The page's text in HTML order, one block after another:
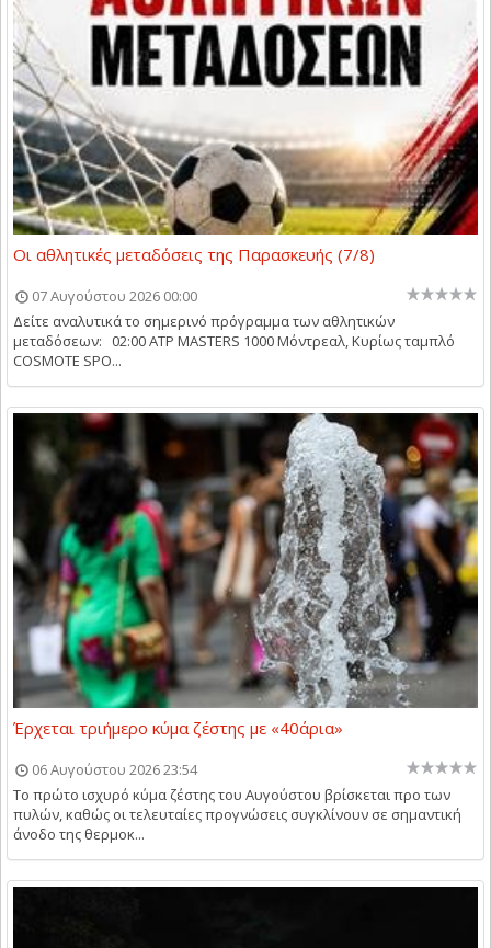
Οι αθλητικές μεταδόσεις της Παρασκευής (7/8)
07 Αυγούστου 2026 00:00
Δείτε αναλυτικά το σημερινό πρόγραμμα των αθλητικών
μεταδόσεων: 02:00 ATP MASTERS 1000 Μόντρεαλ, Κυρίως ταμπλό
COSMOTE SPO...
Έρχεται τριήμερο κύμα ζέστης με «40άρια»
06 Αυγούστου 2026 23:54
Το πρώτο ισχυρό κύμα ζέστης του Αυγούστου βρίσκεται προ των
πυλών, καθώς οι τελευταίες προγνώσεις συγκλίνουν σε σημαντική
άνοδο της θερμοκ...